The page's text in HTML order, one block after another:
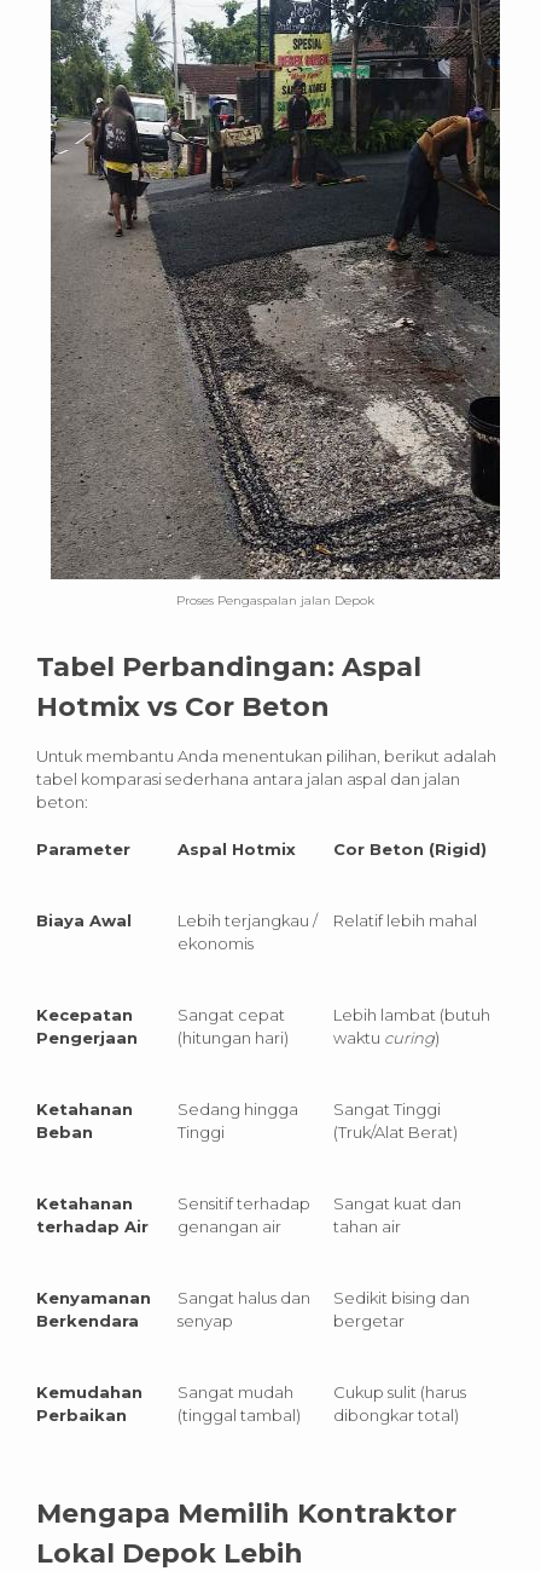
Proses Pengaspalan jalan Depok
Tabel Perbandingan: Aspal
Hotmix vs Cor Beton
Untuk membantu Anda menentukan pilihan, berikut adalah
tabel komparasi sederhana antara jalan aspal dan jalan
beton:
Parameter Aspal Hotmix Cor Beton (Rigid)
Biaya Awal
Lebih terjangkau /
ekonomis
Relatif lebih mahal
Kecepatan
Pengerjaan
Sangat cepat
(hitungan hari)
Lebih lambat (butuh
waktu curing)
Ketahanan
Beban
Sedang hingga
Tinggi
Sangat Tinggi
(Truk/Alat Berat)
Ketahanan
terhadap Air
Sensitif terhadap
genangan air
Sangat kuat dan
tahan air
Kenyamanan
Berkendara
Sangat halus dan
senyap
Sedikit bising dan
bergetar
Kemudahan
Perbaikan
Sangat mudah
(tinggal tambal)
Cukup sulit (harus
dibongkar total)
Mengapa Memilih Kontraktor
Lokal Depok Lebih